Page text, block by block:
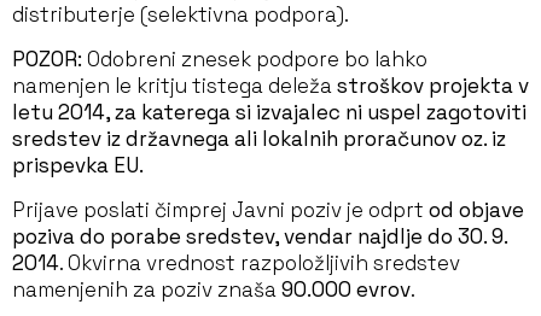
distributerje (selektivna podpora).
POZOR: Odobreni znesek podpore bo lahko
namenjen le kritju tistega deležastroškov projekta v
letu 2014, za katerega si izvajalec ni uspel zagotoviti
sredstev iz državnega ali lokalnih proračunov oz. iz
prispevka EU.
Prijave poslati čimprej Javni poziv je odprt od objave
poziva do porabe sredstev, vendar najdlje do 30. 9.
2014. Okvirna vrednost razpoložljivih sredstev
namenjenih za poziv znaša90.000 evrov.